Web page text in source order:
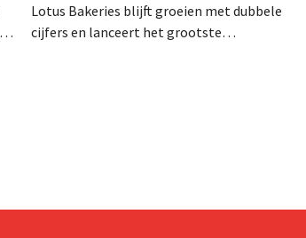
Lotus Bakeries blijft groeien met dubbele
cijfers en lanceert het grootste